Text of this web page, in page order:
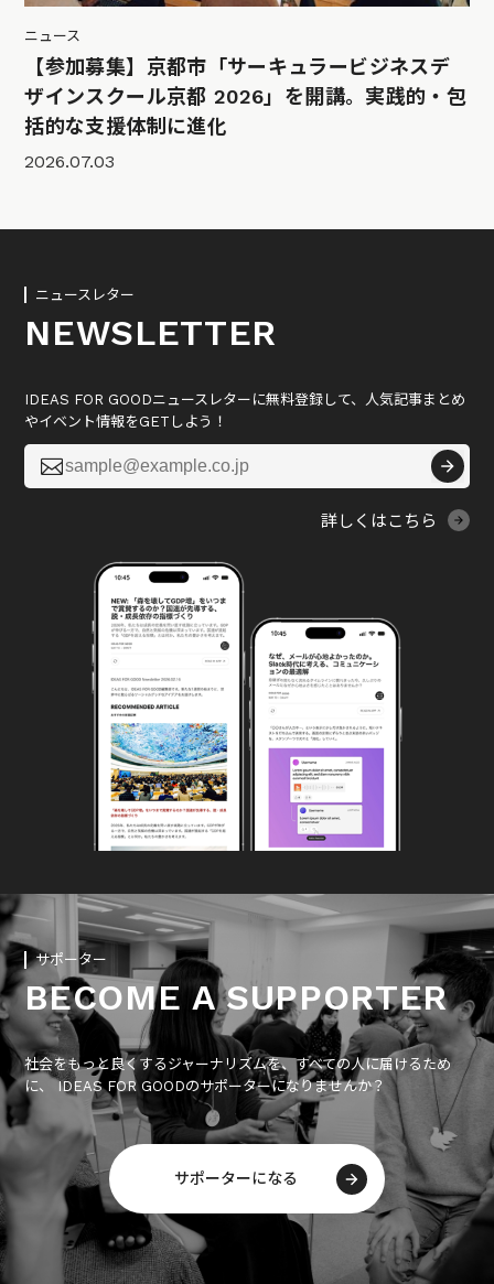
ニュース
【参加募集】京都市「サーキュラービジネスデ
ザインスクール京都 2026」を開講。実践的・包
括的な支援体制に進化
2026.07.03
ニュースレター
NEWSLETTER
IDEAS FOR GOODニュースレターに無料登録して、人気記事まとめ
やイベント情報をGETしよう！

詳しくはこちら
サポーター
BECOME A SUPPORTER
社会をもっと良くするジャーナリズムを、すべての人に届けるため
に、 IDEAS FOR GOODのサポーターになりませんか？
サポーターになる